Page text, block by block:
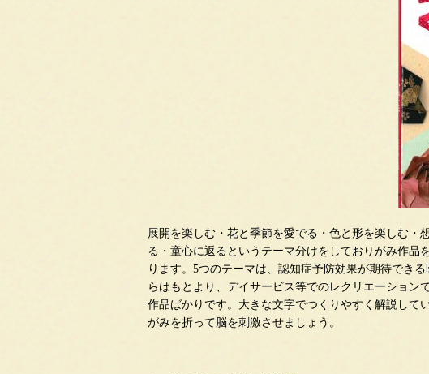
展開を楽しむ・花と季節を愛でる・色と形を楽しむ・
る・童心に返るというテーマ分けをしておりがみ作品
ります。5つのテーマは、認知症予防効果が期待でき
らはもとより、デイサービス等でのレクリエーション
作品ばかりです。大きな文字でつくりやすく解説して
がみを折って脳を刺激させましょう。